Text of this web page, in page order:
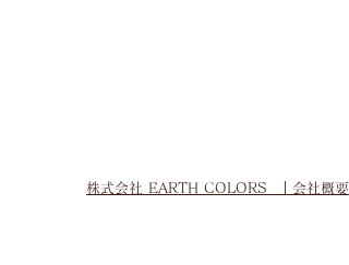
株式会社 EARTH COLORS ｜会社概要